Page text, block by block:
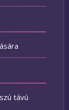
távú